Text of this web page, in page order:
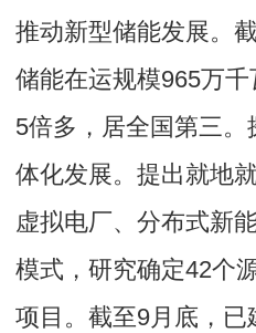
推动新型储能发展。
储能在运规模965万
5倍多，居全国第三
体化发展。提出就地
虚拟电厂、分布式新
模式，研究确定42个
项目。截至9月底，已